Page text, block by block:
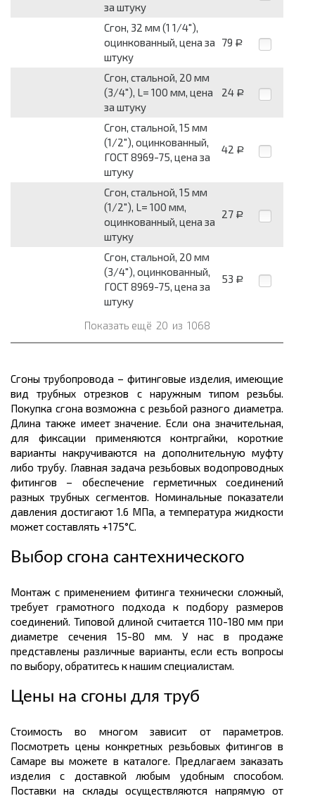
за штуку
Сгон, 32 мм (1 1/4"),
оцинкованный, цена за
штуку
79 Р
Сгон, стальной, 20 мм
(3/4"), L= 100 мм, цена
за штуку
24 Р
Сгон, стальной, 15 мм
(1/2"), оцинкованный,
ГОСТ 8969-75, цена за
штуку
42 Р
Сгон, стальной, 15 мм
(1/2"), L= 100 мм,
оцинкованный, цена за
штуку
27 Р
Сгон, стальной, 20 мм
(3/4"), оцинкованный,
ГОСТ 8969-75, цена за
штуку
53 Р
Показать ещё 20 из 1068
Сгоны трубопровода – фитинговые изделия, имеющие
вид трубных отрезков с наружным типом резьбы.
Покупка сгона возможна с резьбой разного диаметра.
Длина также имеет значение. Если она значительная,
для фиксации применяются контргайки, короткие
варианты накручиваются на дополнительную муфту
либо трубу. Главная задача резьбовых водопроводных
фитингов – обеспечение герметичных соединений
разных трубных сегментов. Номинальные показатели
давления достигают 1.6 МПа, а температура жидкости
может составлять +175°C.
Выбор сгона сантехнического
Монтаж с применением фитинга технически сложный,
требует грамотного подхода к подбору размеров
соединений. Типовой длиной считается 110-180 мм при
диаметре сечения 15-80 мм. У нас в продаже
представлены различные варианты, если есть вопросы
по выбору, обратитесь к нашим специалистам.
Цены на сгоны для труб
Стоимость во многом зависит от параметров.
Посмотреть цены конкретных резьбовых фитингов в
Самаре вы можете в каталоге. Предлагаем заказать
изделия с доставкой любым удобным способом.
Поставки на склады осуществляются напрямую от